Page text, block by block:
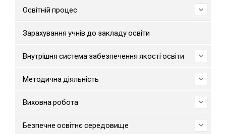
Освітній процес
Зарахування учнів до закладу освіти
Внутрішня система забезпечення якості освіти
Методична діяльність
Виховна робота
Безпечне освітнє середовище